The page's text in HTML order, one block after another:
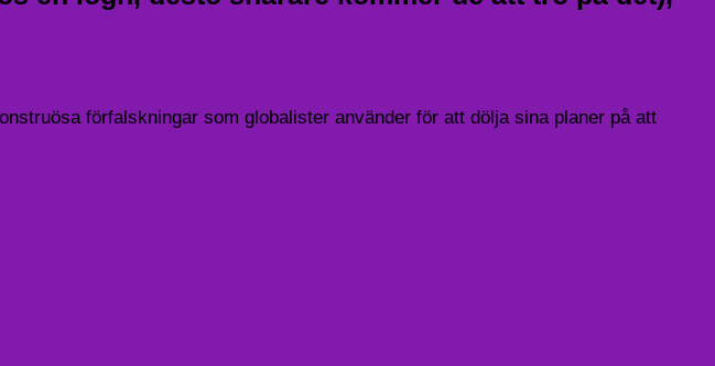
förfalskningar som globalister använder för att dölja sina planer på att